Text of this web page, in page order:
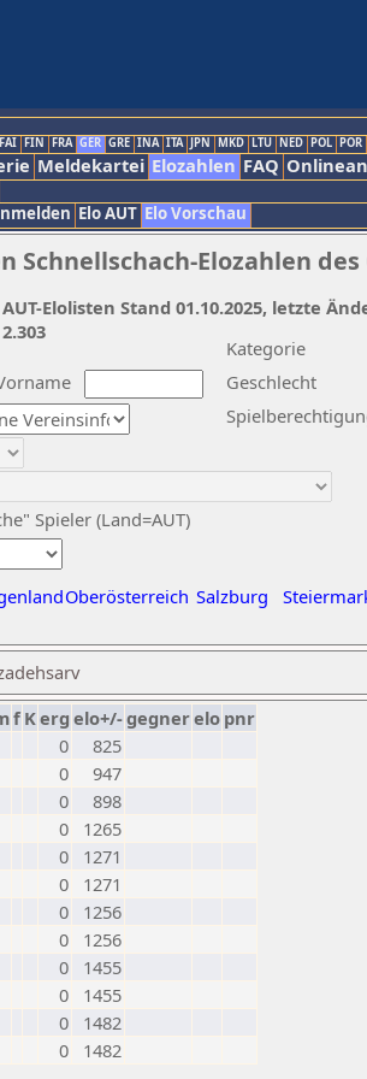
FAI FIN FRA GER GRE INA ITA JPN MKD LTU NED POL POR
Meldekartei Elozahlen FAQ
Elo AUT Elo Vorschau
Elozahlen des
Kategorie
Geschlecht
Spieler (Land=AUT)
Oberösterreich Salzburg
AUT-Elolisten Stand 01.10.2025, letzte
2.303
f Kerg elo+/-gegnerelo pnr
0
825
0
947
0
898
0
1265
0
1271
0
1271
0
1256
0
1256
0
1455
0
1455
0
1482
0
1482